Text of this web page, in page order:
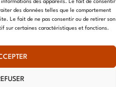
des appareils. Le fait de consentir
des données telles que le comportement
Le fait de ne pas consentir ou de retirer son
sur certaines caractéristiques et fonctions.
droits réservés